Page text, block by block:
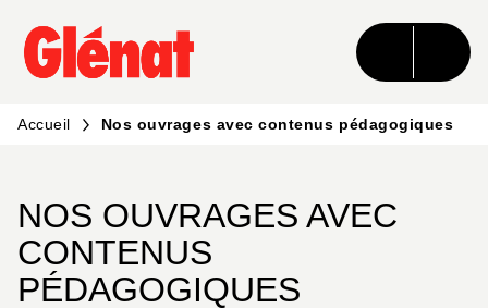
MENU RECHERCHE CONTENU
PIED DE PAGE
Accueil Nos ouvrages avec contenus pédagogiques
NOS OUVRAGES AVEC
CONTENUS
PÉDAGOGIQUES